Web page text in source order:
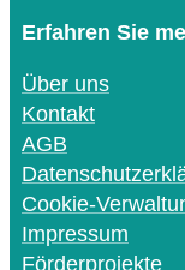
Erfahren Sie
Über uns
Kontakt
AGB
Cookie-
Impressum
Förderprojekte